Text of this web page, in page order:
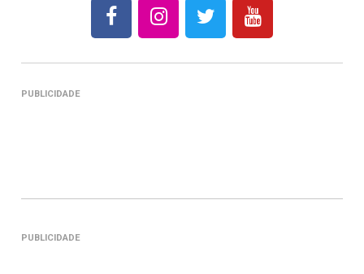
PUBLICIDADE
PUBLICIDADE